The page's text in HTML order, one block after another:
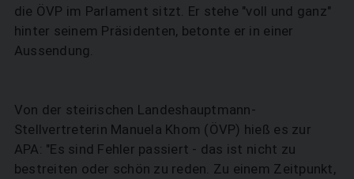
die ÖVP im Parlament sitzt. Er stehe "voll und ganz"
hinter seinem Präsidenten, betonte er in einer
Aussendung.
Von der steirischen Landeshauptmann-
Stellvertreterin Manuela Khom (ÖVP) hieß es zur
APA: "Es sind Fehler passiert - das ist nicht zu
bestreiten oder schön zu reden. Zu einem Zeitpunkt,